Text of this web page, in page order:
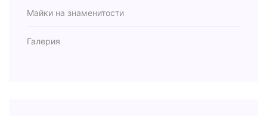
Майки на знаменитости
Галерия